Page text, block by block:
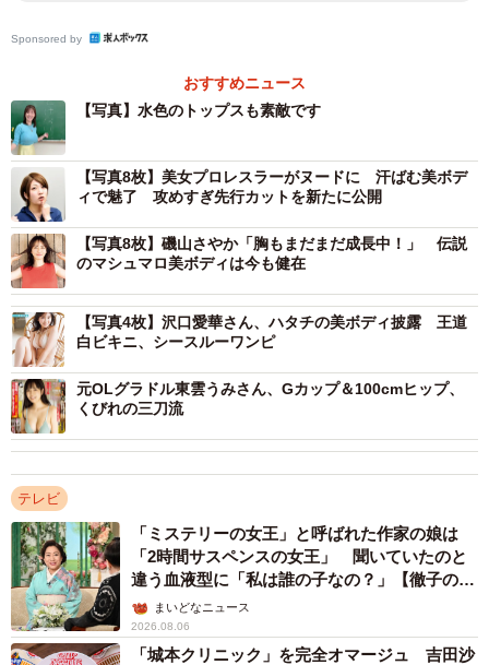
竹中知華（@tomoka119）さんのインスタグラムより
Sponsored by
おすすめニュース
【写真】水色のトップスも素敵です
【写真8枚】美女プロレスラーがヌードに 汗ばむ美ボデ
ィで魅了 攻めすぎ先行カットを新たに公開
【写真8枚】磯山さやか「胸もまだまだ成長中！」 伝説
のマシュマロ美ボディは今も健在
【写真4枚】沢口愛華さん、ハタチの美ボディ披露 王道
白ビキニ、シースルーワンピ
元OLグラドル東雲うみさん、Gカップ＆100cmヒップ、
くびれの三刀流
テレビ
「ミステリーの女王」と呼ばれた作家の娘は
「2時間サスペンスの女王」 聞いていたのと
違う血液型に「私は誰の子なの？」【徹子の部
屋】まいどなニュース
2026.08.06
「城本クリニック」を完全オマージュ 吉田沙